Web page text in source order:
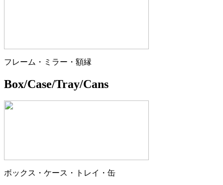
フレーム・ミラー・額縁
Box/Case/Tray/Cans
ボックス・ケース・トレイ・缶